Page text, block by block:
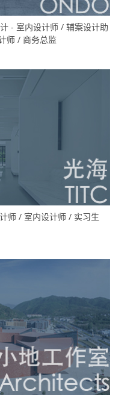
- 室内设计师 / 辅案设计助
师 / 商务总监
师 / 室内设计师 / 实习生